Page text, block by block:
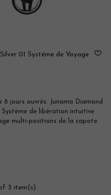
01 Systéme de Voyage
jours ouvrés. Junama Diamond
de libération intuitive
multi-positions de la capote
3 item(s)